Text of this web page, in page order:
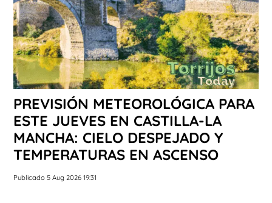
PREVISIÓN METEOROLÓGICA PARA
ESTE JUEVES EN CASTILLA-LA
MANCHA: CIELO DESPEJADO Y
TEMPERATURAS EN ASCENSO
Publicado 5 Aug 2026 19:31